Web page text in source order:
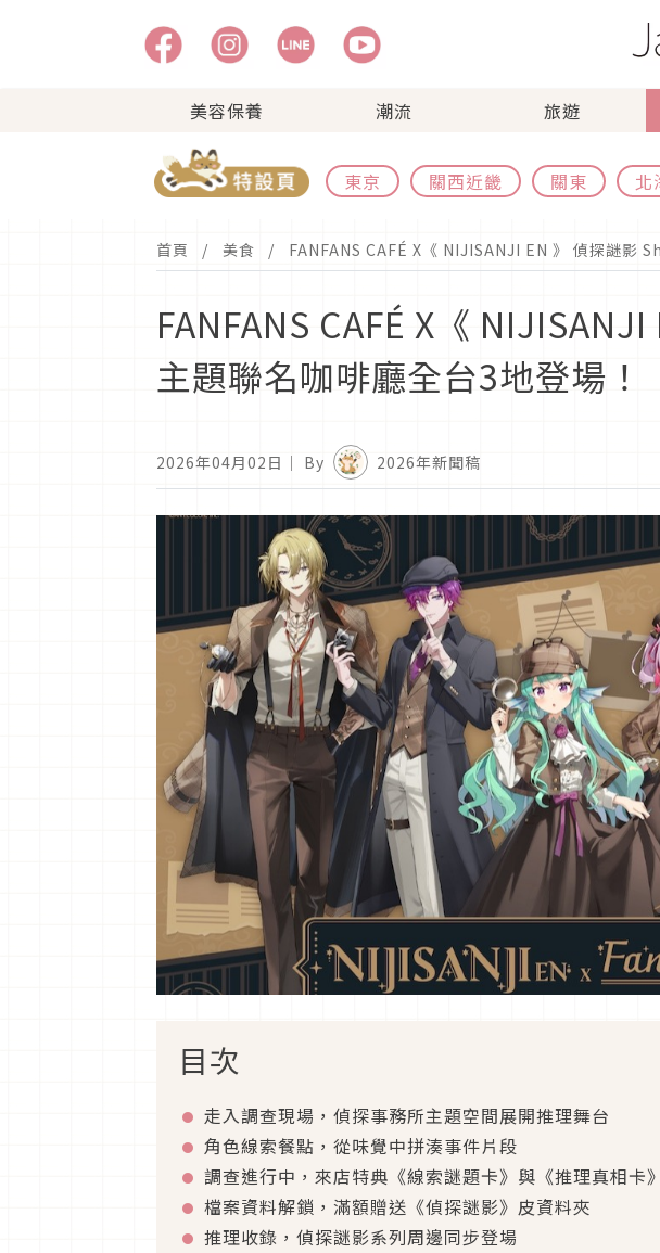
美容保養 潮流 旅遊
東京 關西近畿 關東 北
首頁 美食 FANFANS CAFÉ X《 NIJISANJI EN 》 偵探謎影
FANFANS CAFÉ X《
主題聯名咖啡廳全台3地登場！
2026年04月02日 ｜ By 2026年新聞稿
目次
走入調查現場，偵探事務所主題空間展開推理舞台
角色線索餐點，從味覺中拼湊事件片段
調查進行中，來店特典《線索謎題卡》與《推理真相卡》
檔案資料解鎖，滿額贈送《偵探謎影》皮資料夾
推理收錄，偵探謎影系列周邊同步登場